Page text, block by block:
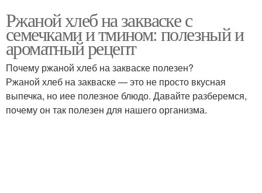
Ржаной хлеб на закваске с
семечками и тмином: полезный и
ароматный рецепт
Почему ржаной хлеб на закваске полезен?
Ржаной хлеб на закваске — это не просто вкусная
выпечка, но иее полезное блюдо. Давайте разберемся,
почему он так полезен для нашего организма.